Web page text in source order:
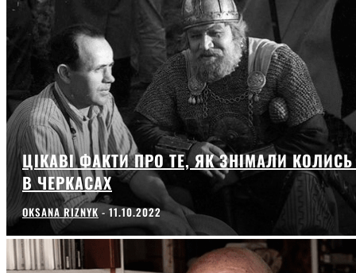
ЦІКАВІ ФАКТИ ПРО ТЕ, ЯК ЗНІМАЛИ КОЛИСЬ
В ЧЕРКАСАХ
OKSANA RIZNYK - 11.10.2022